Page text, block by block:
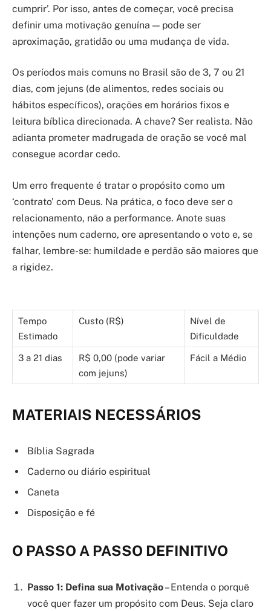
cumprir’. Por isso, antes de começar, você precisa
definir uma motivação genuína — pode ser
aproximação, gratidão ou uma mudança de vida.
Os períodos mais comuns no Brasil são de 3, 7 ou 21
dias, com jejuns (de alimentos, redes sociais ou
hábitos específicos), orações em horários fixos e
leitura bíblica direcionada. A chave? Ser realista. Não
adianta prometer madrugada de oração se você mal
consegue acordar cedo.
Um erro frequente é tratar o propósito como um
‘contrato’ com Deus. Na prática, o foco deve ser o
relacionamento, não a performance. Anote suas
intenções num caderno, ore apresentando o voto e, se
falhar, lembre-se: humildade e perdão são maiores que
a rigidez.
Tempo
Estimado
Custo (R$)
Nível de
Dificuldade
3 a 21 dias
R$ 0,00 (pode variar
com jejuns)
Fácil a Médio
MATERIAIS NECESSÁRIOS
Bíblia Sagrada
Caderno ou diário espiritual
Caneta
Disposição e fé
O PASSO A PASSO DEFINITIVO
Passo 1: Defina sua Motivação– Entenda o porquê
você quer fazer um propósito com Deus. Seja claro